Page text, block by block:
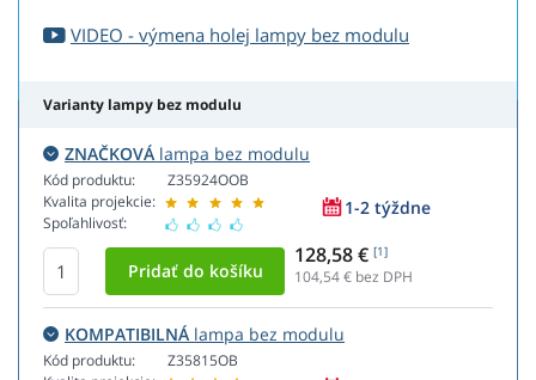
VIDEO - výmena holej lampy bez modulu
Varianty lampy bez modulu
ZNAČKOVÁ lampa bez modulu
Kód produktu:
Kvalita projekcie:
Spoľahlivosť:
Z35924OOB
1-2 týždne
128,58 € [1]
104,54€ bez DPH
KOMPATIBILNÁ lampa bez modulu
Kód produktu:
Z35815OB